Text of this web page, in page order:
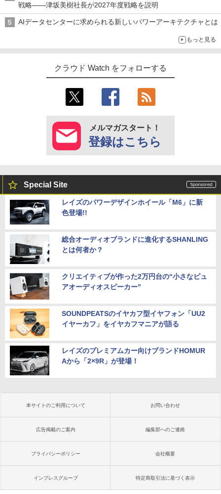
戦略――津坂美樹社長が2027年度戦略を説明
AIデータセンターに求められる新しいパワーアーキテクチャとは
もっと見る
クラウド Watch をフォローする
メルマガスタート！
登録はこちら
Special Site
レイズのパワーデザインホイール「M6」に新
色登場!!
総合オーディオブランドに進化するSHANLING
とは何者か？
クリエイティブが作った2万円台の“小さなピュ
アオーディオスピーカー”
SOUNDPEATSのイヤカフ型イヤフォン「UU2
イヤーカフ」をイヤカフマニアが語る
レイズのプレミアムカー向けブランドHOMUR
Aから「2×9R」が登場！
本サイトのご利用について お問い合わせ
広告掲載のご案内 編集部へのご連絡
プライバシーポリシー 会社概要
インプレスグループ 特定商取引法に基づく表示